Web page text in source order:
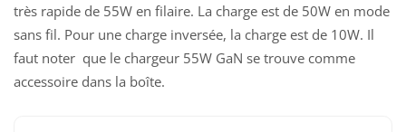
très rapide de 55W en filaire. La charge est de 50W en mode
sans fil. Pour une charge inversée, la charge est de 10W. Il
faut noter que le chargeur 55W GaN se trouve comme
accessoire dans la boîte.